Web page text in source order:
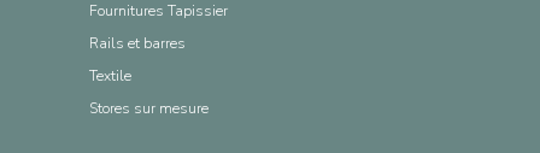
Fournitures Tapissier
Rails et barres
Textile
Stores sur mesure